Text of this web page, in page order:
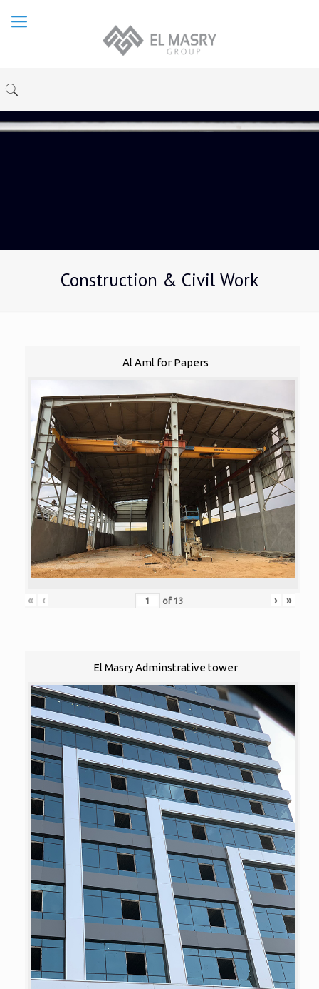
Construction & Civil Work
Al Aml for Papers
« ‹ of 13 › »
El Masry Adminstrative tower